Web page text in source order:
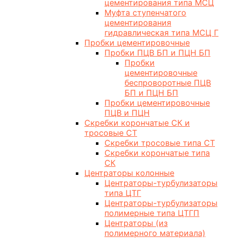
цементирования типа МСЦ
Муфта ступенчатого
цементирования
гидравлическая типа МСЦ Г
Пробки цементировочные
Пробки ПЦВ БП и ПЦН БП
Пробки
цементировочные
беспроворотные ПЦВ
БП и ПЦН БП
Пробки цементировочные
ПЦВ и ПЦН
Скребки корончатые СК и
тросовые СТ
Скребки тросовые типа СТ
Скребки корончатые типа
СК
Центраторы колонные
Центраторы-турбулизаторы
типа ЦТГ
Центраторы-турбулизаторы
полимерные типа ЦТГП
Центраторы (из
полимерного материала)